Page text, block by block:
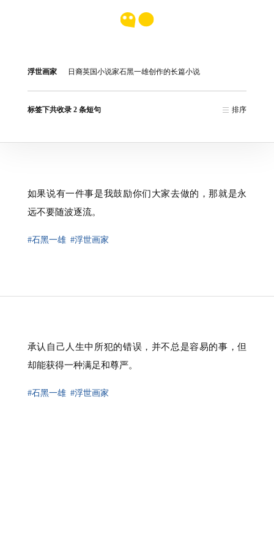
浮世画家 日裔英国小说家石黑一雄创作的长篇小说
标签下共收录 2 条短句 排序
如果说有一件事是我鼓励你们大家去做的，那就是永
远不要随波逐流。
#石黑一雄 #浮世画家
承认自己人生中所犯的错误，并不总是容易的事，但
却能获得一种满足和尊严。
#石黑一雄 #浮世画家